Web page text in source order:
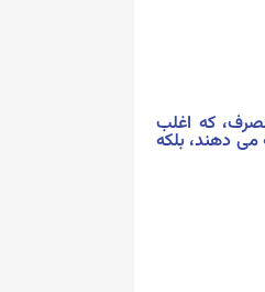
که اغلب
می دهند، بلکه